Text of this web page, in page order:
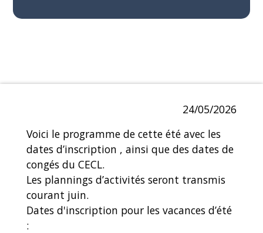
24/05/2026
Voici le programme de cette été avec les
dates d’inscription , ainsi que des dates de
congés du CECL.
Les plannings d’activités seront transmis
courant juin.
Dates d'inscription pour les vacances d’été
: